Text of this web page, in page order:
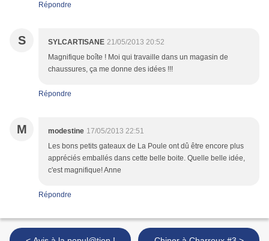
Répondre
S SYLCARTISANE 21/05/2013 20:52
Magnifique boîte ! Moi qui travaille dans un magasin de
chaussures, ça me donne des idées !!!
Répondre
M modestine 17/05/2013 22:51
Les bons petits gateaux de La Poule ont dû être encore plus
appréciés emballés dans cette belle boite. Quelle belle idée,
c'est magnifique! Anne
Répondre